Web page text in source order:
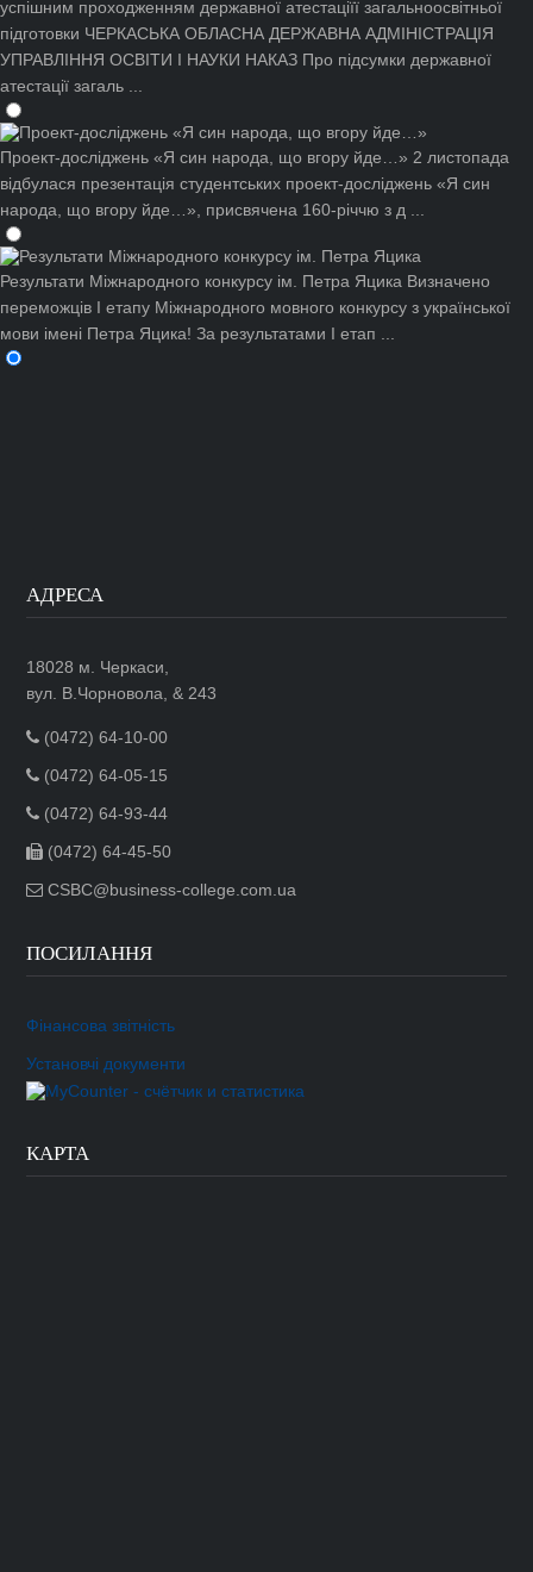
успішним проходженням державної атестаціїї загальноосвітньої
підготовки ЧЕРКАСЬКА ОБЛАСНА ДЕРЖАВНА АДМІНІСТРАЦІЯ
УПРАВЛІННЯ ОСВІТИ І НАУКИ НАКАЗ Про підсумки державної
атестації загаль ...
Проект-досліджень «Я син народа, що вгору йде…» 2 листопада
відбулася презентація студентських проект-досліджень «Я син
народа, що вгору йде…», присвячена 160-річчю з д ...
Результати Міжнародного конкурсу ім. Петра Яцика Визначено
переможців І етапу Міжнародного мовного конкурсу з української
мови імені Петра Яцика! За результатами І етап ...
АДРЕСА
18028 м. Черкаси,
вул. В.Чорновола, & 243
(0472) 64-10-00
(0472) 64-05-15
(0472) 64-93-44
(0472) 64-45-50
CSBC@business-college.com.ua
ПОСИЛАННЯ
Фінансова звітність
Установчі документи
КАРТА